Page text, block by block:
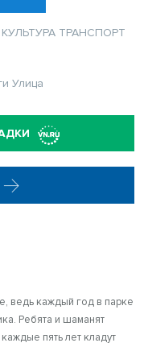
КУЛЬТУРА ТРАНСПОРТ
Улица
ведь каждый год в парке
Ребята и шаманят
пять лет кладут